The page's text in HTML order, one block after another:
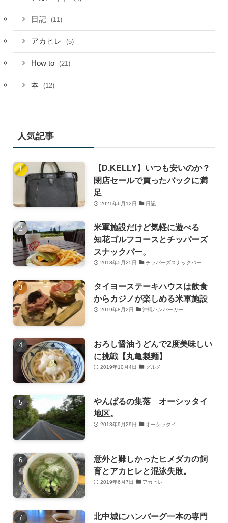
日記 (11)
アカヒレ (5)
How to (21)
本 (12)
人気記事
【D.KELLY】いつも安いのか？
閉店セールで買ったバックに満
足
2021年6月12日 日記
米軍施設だけど気軽に遊べる
知花ゴルフコースとチッパーズ
スナックバー。
2018年5月25日 チッパーズスナックバー
タイヨーステーキハウスは飲食
からカジノが楽しめる米軍施設
2019年8月2日 沖縄ハンバーガー
おろし醤油うどんで2度美味しい
に挑戦【丸亀製麺】
2019年10月4日 グルメ
やんばるの集落 オーシッタイ
地区。
2013年9月29日 オーシッタイ
意外と難しかったヒメダカの飼
育とアカヒレと混泳失敗。
2019年6月7日 アカヒレ
北中城にハンバーグ一本の専門